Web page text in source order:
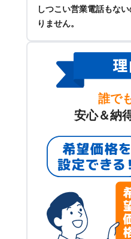
しつこい営業電話もな
りません。
誰で
安心＆納